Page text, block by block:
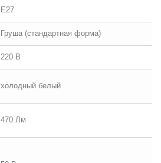
E27
Груша (стандартная форма)
220 В
холодный белый
470 Лм